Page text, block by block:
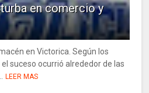
en comercio y
en Victorica. Según los
suceso ocurrió alrededor de las
LEER MAS